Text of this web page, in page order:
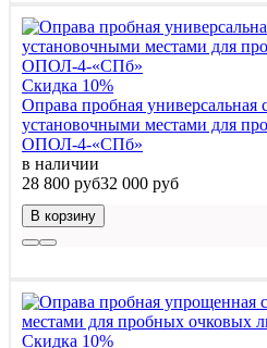
Скидка 10%
Оправа пробная универсальная
установочными местами для
ОПОЛ-4-«СПб»
в наличии
28 800 руб32 000 руб
В корзину
Скидка 10%